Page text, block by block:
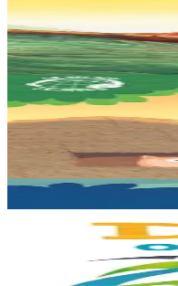
La mer est devenue une
En stock25,00 €
3 ans et plus
TES
Les trois petits cochons
Il était une fois trois joyeux
Look out, it's a